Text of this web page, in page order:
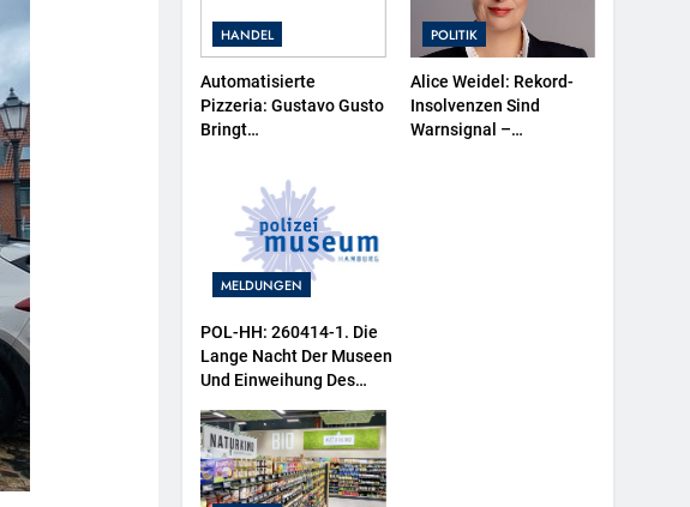
HANDEL
Automatisierte
Pizzeria: Gustavo Gusto
Bringt
„Gustavomat“ An Den
POLITIK
Alice Weidel: Rekord-
Insolvenzen Sind
Warnsignal –
MELDUNGEN
POL-HH: 260414-1. Die
Lange Nacht Der Museen
Und Einweihung Des
Sowie Neuer
Ausstellungsbereiche Im
Polizeimuseum Hamburg